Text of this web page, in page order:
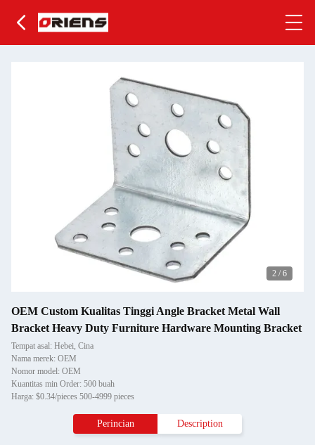
2 / 6
OEM Custom Kualitas Tinggi Angle Bracket Metal Wall
Bracket Heavy Duty Furniture Hardware Mounting Bracket
Tempat asal: Hebei, Cina
Nama merek: OEM
Nomor model: OEM
Kuantitas min Order: 500 buah
Harga: $0.34/pieces 500-4999 pieces
Perincian Description